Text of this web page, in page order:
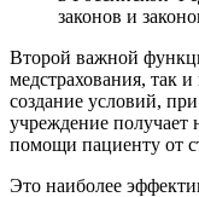
законов и
Второй важной
медстрахования, так
создание условий,
учреждение получает
помощи пациенту от
Это наиболее